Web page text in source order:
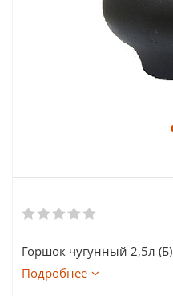
Горшок чугунный 2,5л (Б)
Подробнее